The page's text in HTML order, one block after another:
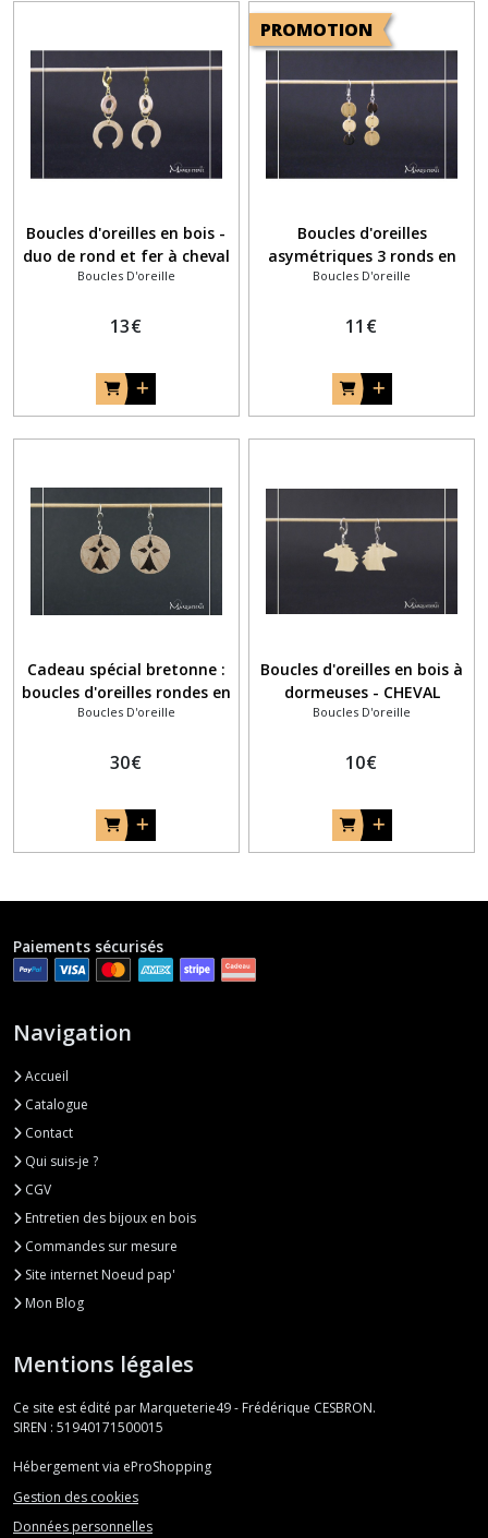
Boucles d'oreilles en bois -
duo de rond et fer à cheval
Boucles D'oreille
13€
PROMOTION
Boucles d'oreilles
asymétriques 3 ronds en
bois - trois ronds de taille
Boucles D'oreille
11 €
Cadeau spécial bretonne :
boucles d'oreilles rondes en
marqueterie - hermine
Boucles D'oreille
30€
Boucles d'oreilles en bois à
dormeuses - CHEVAL
Boucles D'oreille
10€
Paiements sécurisés
Navigation
Accueil
Catalogue
Contact
Qui suis-je ?
CGV
Entretien des bijoux en bois
Commandes sur mesure
Site internet Noeud pap'
Mon Blog
Mentions légales
Ce site est édité par Marqueterie49 - Frédérique CESBRON.
SIREN : 51940171500015
Hébergement via eProShopping
Gestion des cookies
Données personnelles